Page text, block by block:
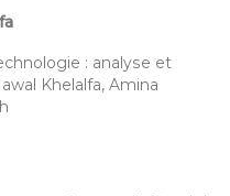
: analyse et
Khelalfa, Amina